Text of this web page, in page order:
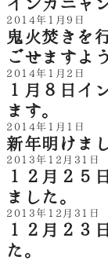
2014年1月9日
鬼火焚きを
ごせますよ
2014年1月2日
１月８日イ
ます。
2014年1月1日
新年明けま
2013年12月31日
１２月２５
ました。
2013年12月31日
１２月２３
た。